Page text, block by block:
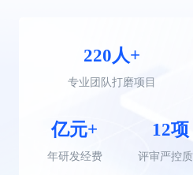
220人+
专业团队打磨项目
亿元+
年研发经费
12项
评审严控